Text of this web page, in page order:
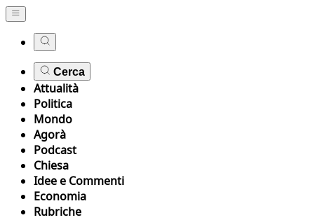
Cerca
Attualità
Politica
Mondo
Agorà
Podcast
Chiesa
Idee e Commenti
Economia
Rubriche